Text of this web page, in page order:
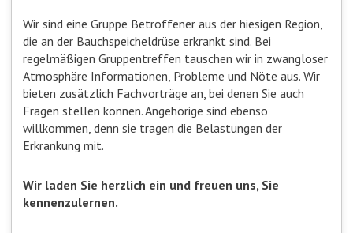
Wir sind eine Gruppe Betroffener aus der hiesigen Region,
die an der Bauchspeicheldrüse erkrankt sind. Bei
regelmäßigen Gruppentreffen tauschen wir in zwangloser
Atmosphäre Informationen, Probleme und Nöte aus. Wir
bieten zusätzlich Fachvorträge an, bei denen Sie auch
Fragen stellen können. Angehörige sind ebenso
willkommen, denn sie tragen die Belastungen der
Erkrankung mit.
Wir laden Sie herzlich ein und freuen uns, Sie
kennenzulernen.